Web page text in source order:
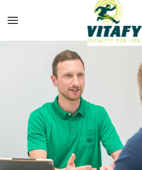
Overslaan en naar de inhoud gaan